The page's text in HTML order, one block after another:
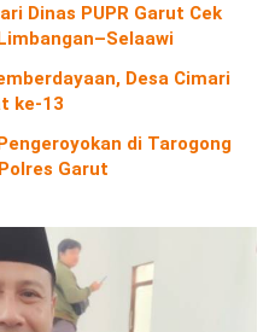
Dinas PUPR Garut Cek
Desa Cimari
ke-13
di Tarogong
Garut